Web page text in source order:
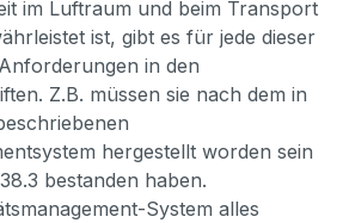
im Luftraum und beim Transport
ist, gibt es für jede dieser
in den
Z.B. müssen sie nach dem in
hergestellt worden sein
bestanden haben.
System alles